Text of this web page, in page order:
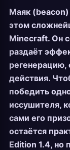
Маяк
этом
Minecraft. Он
раздаёт
регенерацию,
действия.
победить
иссушителя,
сами его
остаётся
Edition 1.4, но